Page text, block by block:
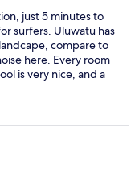
just 5 minutes to
surfers. Uluwatu has
compare to
here. Every room
is very nice, and a
want food in the
on the hotel, and